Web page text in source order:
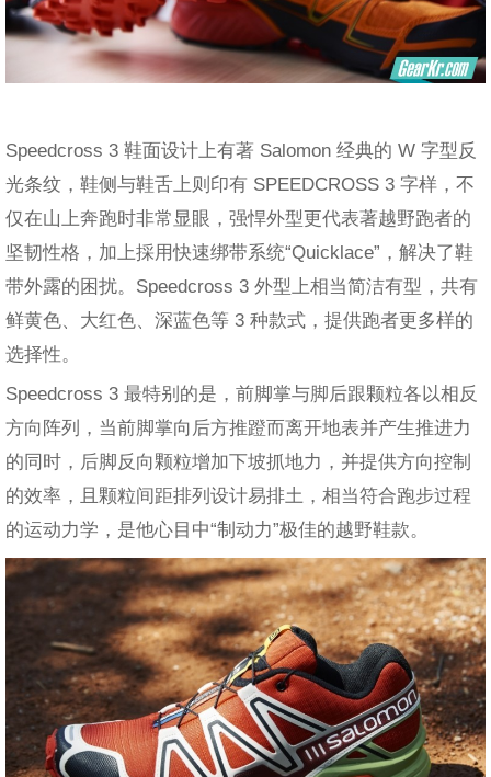
Speedcross 3 鞋面设计上有著 Salomon 经典的 W 字型反
光条纹，鞋侧与鞋舌上则印有 SPEEDCROSS 3 字样，不
仅在山上奔跑时非常显眼，强悍外型更代表著越野跑者的
坚韧性格，加上採用快速绑带系统“Quicklace”，解决了鞋
带外露的困扰。Speedcross 3 外型上相当简洁有型，共有
鲜黄色、大红色、深蓝色等 3 种款式，提供跑者更多样的
选择性。
Speedcross 3 最特别的是，前脚掌与脚后跟颗粒各以相反
方向阵列，当前脚掌向后方推蹬而离开地表并产生推进力
的同时，后脚反向颗粒增加下坡抓地力，并提供方向控制
的效率，且颗粒间距排列设计易排土，相当符合跑步过程
的运动力学，是他心目中“制动力”极佳的越野鞋款。